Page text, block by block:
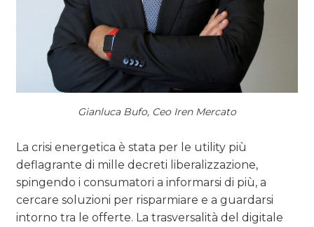
Gianluca Bufo, Ceo Iren Mercato
La crisi energetica è stata per le utility più
deflagrante di mille decreti liberalizzazione,
spingendo i consumatori a informarsi di più, a
cercare soluzioni per risparmiare e a guardarsi
intorno tra le offerte. La trasversalità del digitale